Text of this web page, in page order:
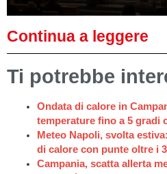
Continua a leggere
Ti potrebbe
Ondata di calore in
temperature fino a 5 gradi
Meteo Napoli, svolta
di calore con punte oltre i
Campania, scatta allerta